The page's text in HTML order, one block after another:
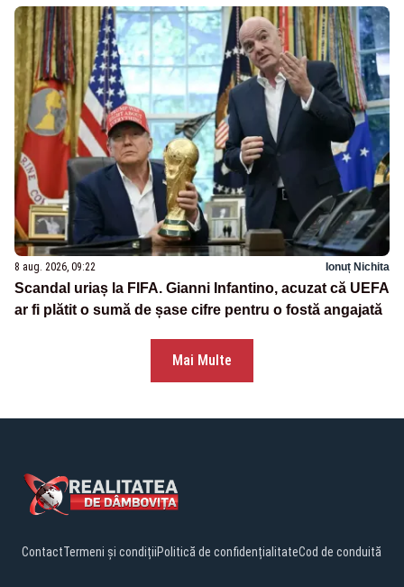
8 aug. 2026, 09:22 Ionuț Nichita
Scandal uriaș la FIFA. Gianni Infantino, acuzat că UEFA
ar fi plătit o sumă de șase cifre pentru o fostă angajată
Mai Multe
ContactTermeni și condițiiPolitică de confidențialitateCod de conduită